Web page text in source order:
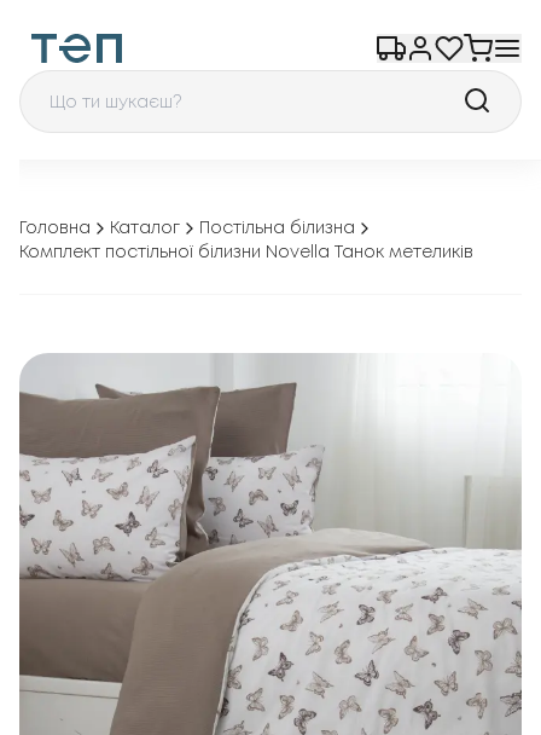
Головна Каталог
Постільна білизна
Комплект постільної білизни Novella Танок метеликів